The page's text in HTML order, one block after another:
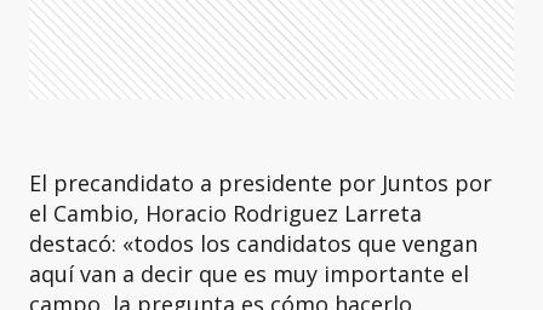
El precandidato a presidente por Juntos por
el Cambio, Horacio Rodriguez Larreta
destacó: «todos los candidatos que vengan
aquí van a decir que es muy importante el
campo, la pregunta es cómo hacerlo